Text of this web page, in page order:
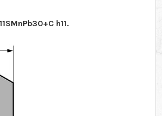
h11.